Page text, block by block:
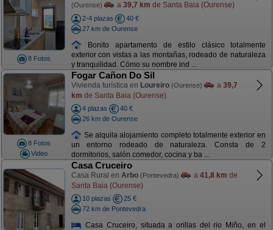
8 Fotos
(Ourense) a 39,7 km de Santa Baia (Ourense)
2-4 plazas
40 €
27 km de Ourense
Bonito apartamento de estilo clásico totalmente
exterior con vistas a las montañas, rodeado de naturaleza
y tranquilidad. Cómo su nombre ind ...
8 Fotos
Video
Fogar Cañon Do Sil
Vivienda turística en Loureiro (Ourense) a 39,7
km de Santa Baia (Ourense)
4 plazas
40 €
26 km de Ourense
Se alquila alojamiento completo totalmente exterior en
un entorno rodeado de naturaleza. Consta de 2
dormitorios, salón comedor, cocina y ba ...
Casa Cruceiro
Casa Rural en Arbo (Pontevedra) a 41,8 km de
Santa Baia (Ourense)
10 plazas
25 €
72 km de Pontevedra
Casa Cruceiro, situada a orillas del rio Miño, en el